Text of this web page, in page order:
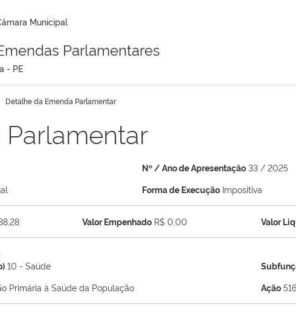
Municipal
Parlamentares
- PE
Detalhe da Emenda Parlamentar
Nº / Ano de Apresentação 33 / 2025
Forma de Execução Impositiva
Valor Empenhado R$ 0,00 Valor
10 - Saúde
Primária à Saúde da População Ação